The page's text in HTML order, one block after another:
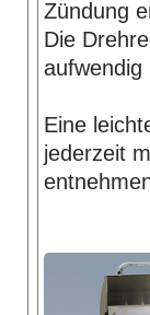
Zündung
Die
aufwendig
Eine
jederzeit